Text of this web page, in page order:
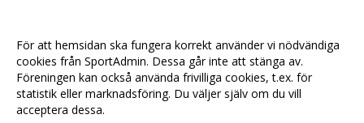
För att hemsidan ska fungera korrekt använder vi nödvändiga
cookies från SportAdmin. Dessa går inte att stänga av.
Föreningen kan också använda frivilliga cookies, t.ex. för
statistik eller marknadsföring. Du väljer själv om du vill
acceptera dessa.